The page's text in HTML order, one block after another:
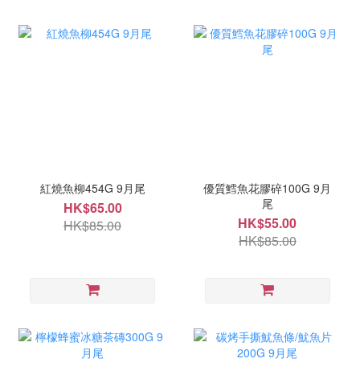
紅燒魚柳454G 9月尾
HK$65.00
HK$85.00
優質鱈魚花膠碎100G 9月
尾
HK$55.00
HK$85.00